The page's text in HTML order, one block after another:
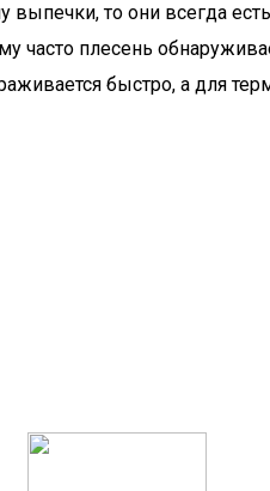
то они всегда
часто плесень
быстро, а для